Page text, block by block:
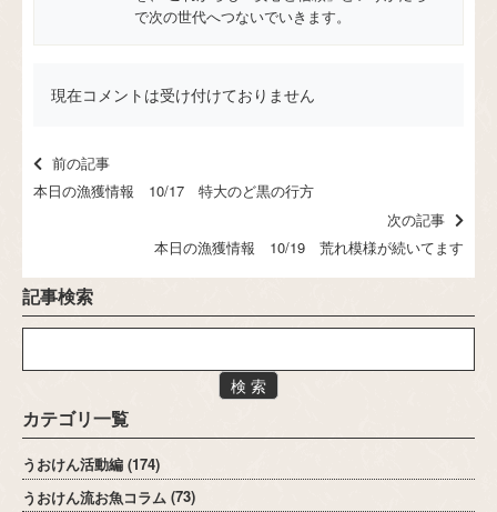
で次の世代へつないでいきます。
現在コメントは受け付けておりません
前の記事
本日の漁獲情報 10/17 特大のど黒の行方
次の記事
本日の漁獲情報 10/19 荒れ模様が続いてます
記事検索
検 索
カテゴリ一覧
うおけん活動編 (174)
うおけん流お魚コラム (73)